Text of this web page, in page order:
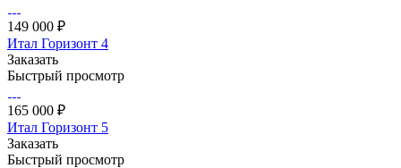
149 000 ₽
Итал Горизонт 4
Заказать
Быстрый просмотр
165 000 ₽
Итал Горизонт 5
Заказать
Быстрый просмотр